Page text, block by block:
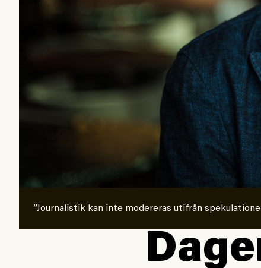
”Journalistik kan inte modereras utifrån